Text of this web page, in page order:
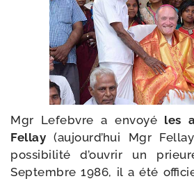
Mgr Lefebvre a envoyé les
Fellay (aujourd’­hui Mgr
pos­si­bi­li­té d’ouvrir un
Septembre 1986, il a été